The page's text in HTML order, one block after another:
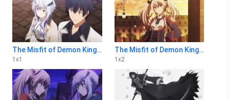
The Misfit of Demon King Academy 1x1
1 x1
The Misfit of Demon King Academy 1x2
1 x2